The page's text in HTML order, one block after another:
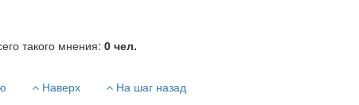
такого мнения:0 чел.
Наверх На шаг назад